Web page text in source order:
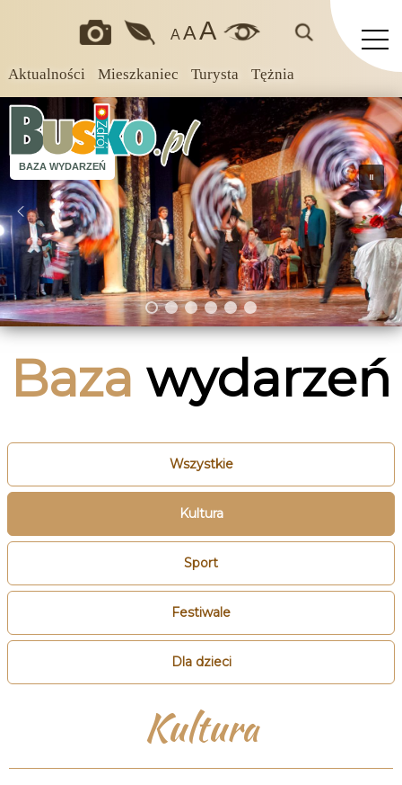
Aktualności Mieszkaniec Turysta Tężnia
A AA
BAZA WYDARZEŃ
Baza wydarzeń
Wszystkie
Kultura
Sport
Festiwale
Dla dzieci
Kultura